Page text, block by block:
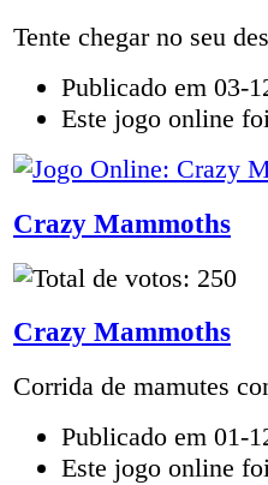
Tente chegar no seu
Publicado em 03-
Este jogo online
Crazy Mammoths
Crazy Mammoths
Corrida de mamutes
Publicado em 01-
Este jogo online